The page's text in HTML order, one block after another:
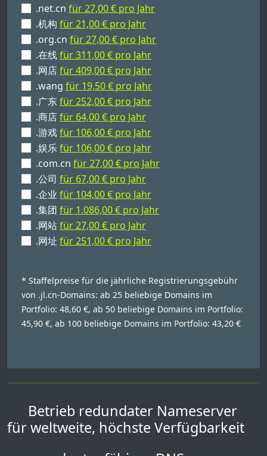
.net.cn für 27,00 € pro Jahr
.机构 für 21,00 € pro Jahr
.org.cn für 27,00 € pro Jahr
.在线für 311,00 € pro Jahr
.网店für 409,00 € pro Jahr
.wang für 19,50 € pro Jahr
.广东für 252,00 € pro Jahr
.商店für 64,00 € pro Jahr
.游戏für 106,00 € pro Jahr
.娱乐für 106,00 € pro Jahr
.com.cn für 27,00 € pro Jahr
.公司 für 67,00 € pro Jahr
.企业 für 104,00 € pro Jahr
.集团 für 1.086,00 € pro Jahr
.网站für 27,00 € pro Jahr
.网址 für 251,00 € pro Jahr
* Staffelpreise für die jährliche Registrierungsgebühr
von .jl.cn-Domains: ab 25 beliebige Domains im
Portfolio: 48,60 €, ab 50 beliebige Domains im Portfolio:
45,90 €, ab 100 beliebige Domains im Portfolio: 43,20 €
Betrieb redundater Nameserver
für weltweite, höchste Verfügbarkeit